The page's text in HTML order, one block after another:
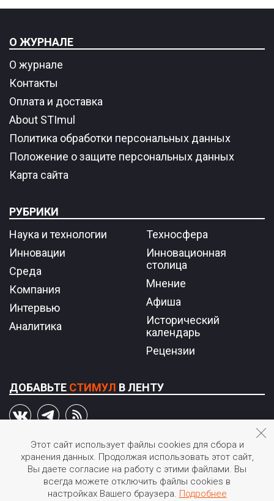
О ЖУРНАЛЕ
О журнале
Контакты
Оплата и доставка
About STImul
Политика обработки персональных данных
Положение о защите персональных данных
Карта сайта
РУБРИКИ
Наука и технологии
Инновации
Среда
Компания
Интервью
Аналитика
Техносфера
Инновационная
столица
Мнение
Афиша
Исторический
календарь
Рецензии
ДОБАВЬТЕ СТИМУЛ В ЛЕНТУ
© 2026 STIмул.
Журнал об инновациях в России.
Перепечатка или иное воспроизведение материалов
допускается только с согласия редакции.
Этот сайт использует файлы cookies для сбора и
хранения данных. Продолжая использовать этот сайт,
Вы даете согласие на работу с этими файлами. Вы
всегда можете отключить файлы cookies в
настройках Вашего браузера. Подробнее